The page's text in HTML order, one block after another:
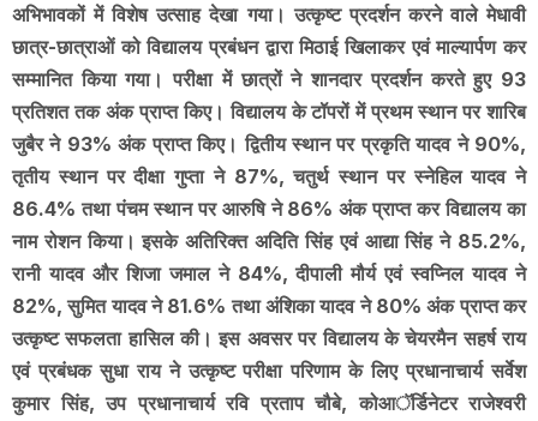
अभिभावकों में विशेष उत्साह देखा गया। उत्कृष्ट प्रदर्शन करने वाले मेधावी
छात्र-छात्राओं को विद्यालय प्रबंधन द्वारा मिठाई खिलाकर एवं माल्यार्पण कर
सम्मानित किया गया। परीक्षा में छात्रों ने शानदार प्रदर्शन करते हुए 93
प्रतिशत तक अंक प्राप्त किए। विद्यालय के टॉपरों में प्रथम स्थान पर शारिब
जुबैर ने 93% अंक प्राप्त किए। द्वितीय स्थान पर प्रकृति यादव ने 90%,
तृतीय स्थान पर दीक्षा गुप्ता ने 87%, चतुर्थ स्थान पर स्नेहिल यादव ने
86.4% तथा पंचम स्थान पर आरुषि ने 86% अंक प्राप्त कर विद्यालय का
नाम रोशन किया। इसके अतिरिक्त अदिति सिंह एवं आद्या सिंह ने 85.2%,
रानी यादव और शिजा जमाल ने 84%, दीपाली मौर्य एवं स्वप्निल यादव ने
82%, सुमित यादव ने 81.6% तथा अंशिका यादव ने 80% अंक प्राप्त कर
उत्कृष्ट सफलता हासिल की। इस अवसर पर विद्यालय के चेयरमैन सहर्ष राय
एवं प्रबंधक सुधा राय ने उत्कृष्ट परीक्षा परिणाम के लिए प्रधानाचार्य सर्वेश
कुमार सिंह, उप प्रधानाचार्य रवि प्रताप चौबे, कोआॅर्डिनेटर राजेश्वरी